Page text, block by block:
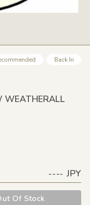
Back In
WEATHERALL
---- JPY
Of Stock